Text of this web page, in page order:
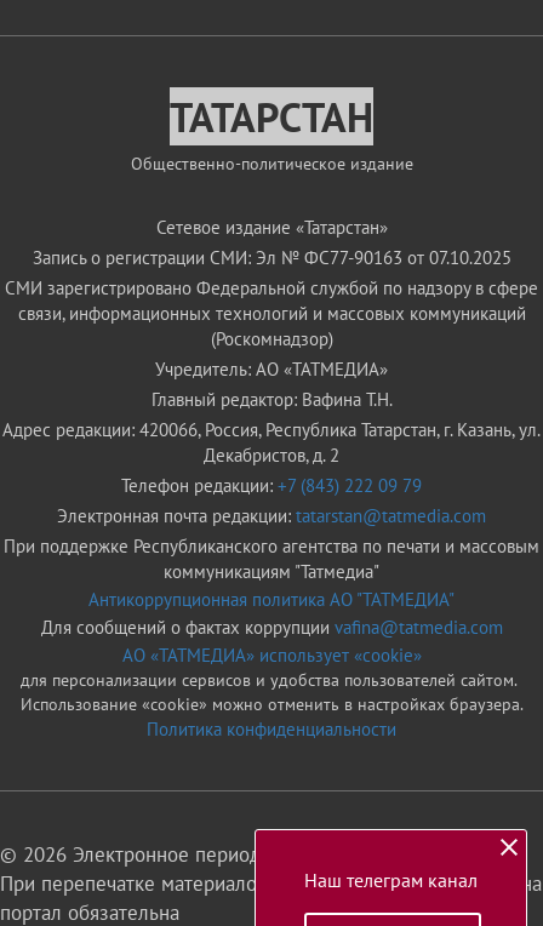
ТАТАРСТАН
Общественно-политическое издание
Сетевое издание «Татарстан»
Запись о регистрации СМИ: Эл № ФС77-90163 от 07.10.2025
СМИ зарегистрировано Федеральной службой по надзору в сфере
связи, информационных технологий и массовых коммуникаций
(Роскомнадзор)
Учредитель: АО «ТАТМЕДИА»
Главный редактор: Вафина Т.Н.
Адрес редакции: 420066, Россия, Республика Татарстан, г. Казань, ул.
Декабристов, д. 2
Телефон редакции: +7 (843) 222 09 79
Электронная почта редакции: tatarstan@tatmedia.com
При поддержке Республиканского агентства по печати и массовым
коммуникациям "Татмедиа"
Антикоррупционная политика АО "ТАТМЕДИА"
Для сообщений о фактах коррупции vafina@tatmedia.com
АО «ТАТМЕДИА» использует «cookie»
для персонализации сервисов и удобства пользователей сайтом.
Использование «cookie» можно отменить в настройках браузера.
Политика конфиденциальности
© 2026 Электронное периодическое издание «Татарстан»
При перепечатке материалов или их фрагментов ссылка на
портал обязательна
Наш телеграм канал